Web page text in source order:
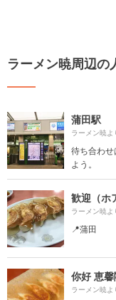
ラーメン暁周辺の
蒲田駅
ラーメン暁よ
待ち合わ
よう。
歓迎（ホ
ラーメン暁よ
📍蒲田
你好 恵
ラーメン暁よ